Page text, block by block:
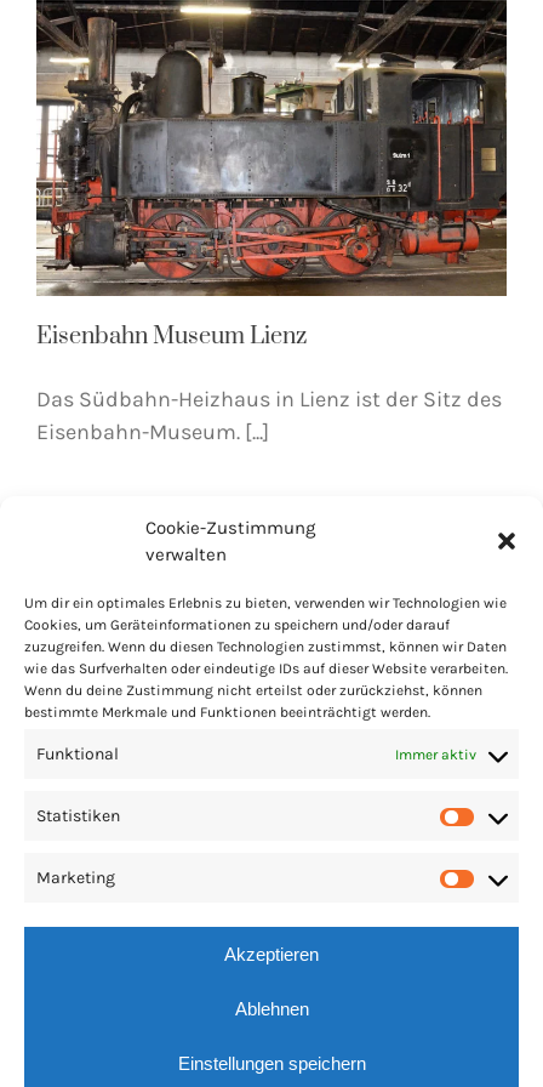
Cookie-Zustimmung
verwalten
Um dir ein optimales Erlebnis zu bieten, verwenden wir Technologien wie
Cookies, um Geräteinformationen zu speichern und/oder darauf
zuzugreifen. Wenn du diesen Technologien zustimmst, können wir Daten
wie das Surfverhalten oder eindeutige IDs auf dieser Website verarbeiten.
Wenn du deine Zustimmung nicht erteilst oder zurückziehst, können
bestimmte Merkmale und Funktionen beeinträchtigt werden.
Funktional Immer aktiv
Statistiken
Marketing
Akzeptieren
Ablehnen
Einstellungen speichern
Eisenbahn Museum Lienz
Das Südbahn-Heizhaus in Lienz ist der Sitz des
Eisenbahn-Museum. [...]
PARTNER LINKS IMPRESSUM
COOKIES
DATENSCHUTZ
PRESSE